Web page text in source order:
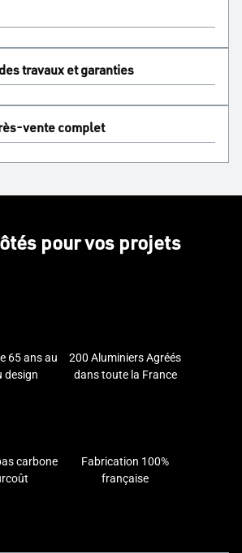
travaux et garanties
vente complet
pour vos projets
65 ans au
design
200 Aluminiers Agréés
dans toute la France
carbone
Fabrication 100%
française